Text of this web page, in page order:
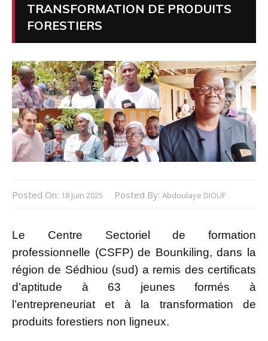
TRANSFORMATION DE PRODUITS
FORESTIERS
Posted On: 18 Juin 2025 Posted By: Abdoulaye DIOUF
Le Centre Sectoriel de formation
professionnelle (CSFP) de Bounkiling, dans la
région de Sédhiou (sud) a remis des certificats
d’aptitude à 63 jeunes formés à
l’entrepreneuriat et à la transformation de
produits forestiers non ligneux.